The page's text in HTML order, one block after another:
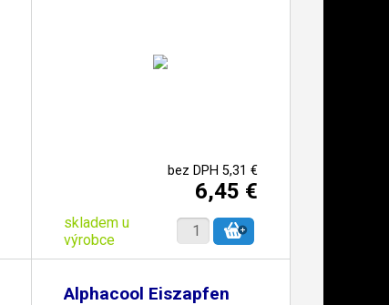
bez DPH 5,31 €
6,45 €
skladem u
výrobce
Alphacool Eiszapfen